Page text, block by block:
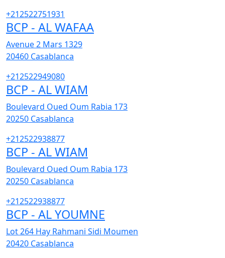
+212522751931
BCP - AL WAFAA
Avenue 2 Mars 1329
20460 Casablanca
+212522949080
BCP - AL WIAM
Boulevard Oued Oum Rabia 173
20250 Casablanca
+212522938877
BCP - AL WIAM
Boulevard Oued Oum Rabia 173
20250 Casablanca
+212522938877
BCP - AL YOUMNE
Lot 264 Hay Rahmani Sidi Moumen
20420 Casablanca